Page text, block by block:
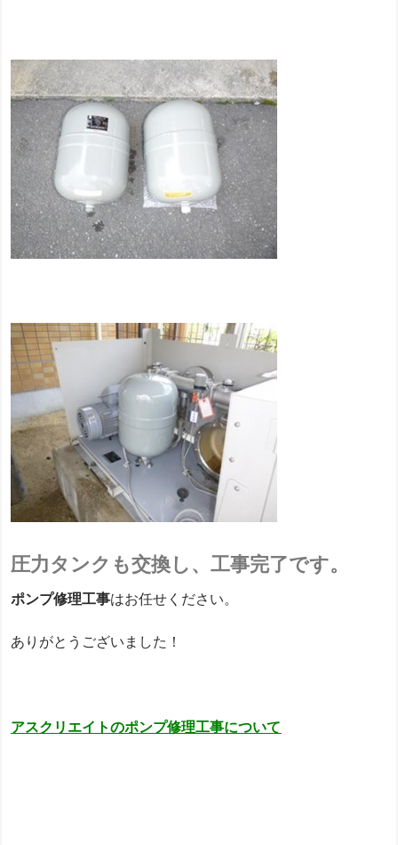
圧力タンクも交換し、工事完了です。
ポンプ修理工事はお任せください。
ありがとうございました！
アスクリエイトのポンプ修理工事について